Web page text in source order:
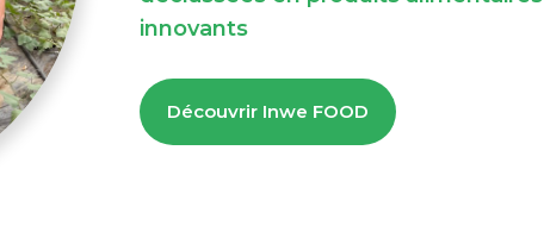
innovants
Découvrir Inwe FOOD